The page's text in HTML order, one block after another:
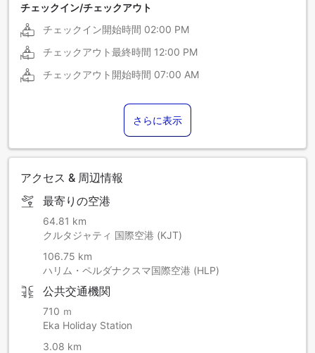
チェックイン/チェックアウト
チェックイン開始時間 02:00 PM
チェックアウト最終時間 12:00 PM
チェックアウト開始時間 07:00 AM
さらに表示
アクセス & 周辺情報
最寄りの空港
64.81 km
クルタジャティ 国際空港 (KJT)
106.75 km
ハリム・ペルダナクスマ国際空港 (HLP)
公共交通機関
710 ｍ
Eka Holiday Station
3.08 km